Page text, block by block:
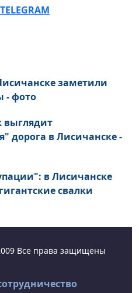
заметили
- фото
выглядит
дорога в Лисичанске -
в Лисичанске
свалки
Все права защищены